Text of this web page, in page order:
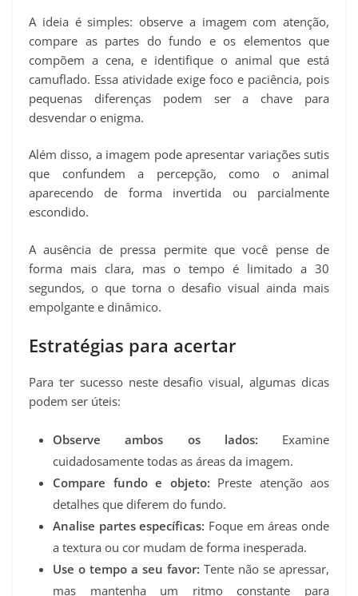
A ideia é simples: observe a imagem com atenção,
compare as partes do fundo e os elementos que
compõem a cena, e identifique o animal que está
camuflado. Essa atividade exige foco e paciência, pois
pequenas diferenças podem ser a chave para
desvendar o enigma.
Além disso, a imagem pode apresentar variações sutis
que confundem a percepção, como o animal
aparecendo de forma invertida ou parcialmente
escondido.
A ausência de pressa permite que você pense de
forma mais clara, mas o tempo é limitado a 30
segundos, o que torna o desafio visual ainda mais
empolgante e dinâmico.
Estratégias para acertar
Para ter sucesso neste desafio visual, algumas dicas
podem ser úteis:
Observe ambos os lados: Examine
cuidadosamente todas as áreas da imagem.
Compare fundo e objeto: Preste atenção aos
detalhes que diferem do fundo.
Analise partes específicas: Foque em áreas onde
a textura ou cor mudam de forma inesperada.
Use o tempo a seu favor: Tente não se apressar,
mas mantenha um ritmo constante para